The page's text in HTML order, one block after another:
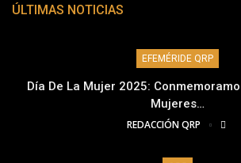
ÚLTIMAS NOTICIAS
EFEMÉRIDE QRP
Día De La Mujer 2025:
Mujeres…
REDACCIÓN QRP